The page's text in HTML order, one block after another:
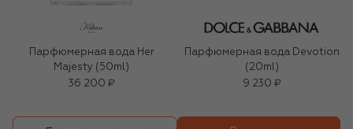
Парфюмерная вода Her
Majesty (50ml)
36 200 ₽
Парфюмерная вода Devotion
(20ml)
9 230 ₽